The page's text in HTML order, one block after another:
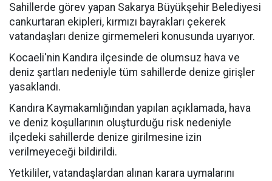
Sahillerde görev yapan Sakarya Büyükşehir Belediyesi
cankurtaran ekipleri, kırmızı bayrakları çekerek
vatandaşları denize girmemeleri konusunda uyarıyor.
Kocaeli'nin Kandıra ilçesinde de olumsuz hava ve
deniz şartları nedeniyle tüm sahillerde denize girişler
yasaklandı.
Kandıra Kaymakamlığından yapılan açıklamada, hava
ve deniz koşullarının oluşturduğu risk nedeniyle
ilçedeki sahillerde denize girilmesine izin
verilmeyeceği bildirildi.
Yetkililer, vatandaşlardan alınan karara uymalarını